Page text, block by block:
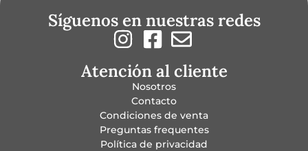
Síguenos en nuestras redes
Atención al cliente
Nosotros
Contacto
Condiciones de venta
Preguntas frequentes
Política de privacidad